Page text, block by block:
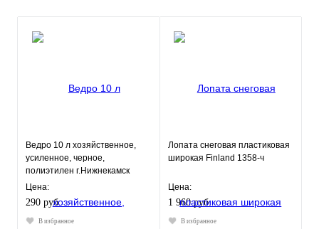
Ведро 10 л хозяйственное,
усиленное, черное,
полиэтилен г.Нижнекамск
Цена:
290 руб.
В избранное
Лопата снеговая пластиковая
широкая Finland 1358-ч
Цена:
1 960 руб.
В избранное